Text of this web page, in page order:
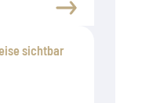
sichtbar